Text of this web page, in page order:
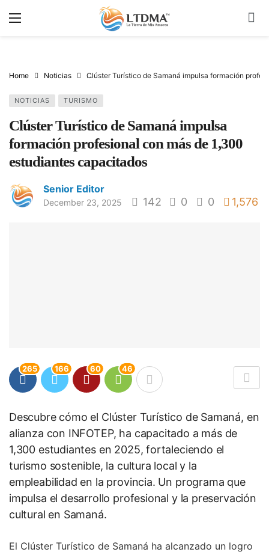
Home Noticias Clúster Turístico de Samaná impulsa formación
NOTICIAS TURISMO
Clúster Turístico de Samaná impulsa
formación profesional con más de 1,300
estudiantes capacitados
Senior Editor
December 23, 2025 142 0 0 1,576
265 166 60 46
Descubre cómo el Clúster Turístico de Samaná, en
alianza con INFOTEP, ha capacitado a más de
1,300 estudiantes en 2025, fortaleciendo el
turismo sostenible, la cultura local y la
empleabilidad en la provincia. Un programa que
impulsa el desarrollo profesional y la preservación
cultural en Samaná.
El Clúster Turístico de Samaná ha alcanzado un logro